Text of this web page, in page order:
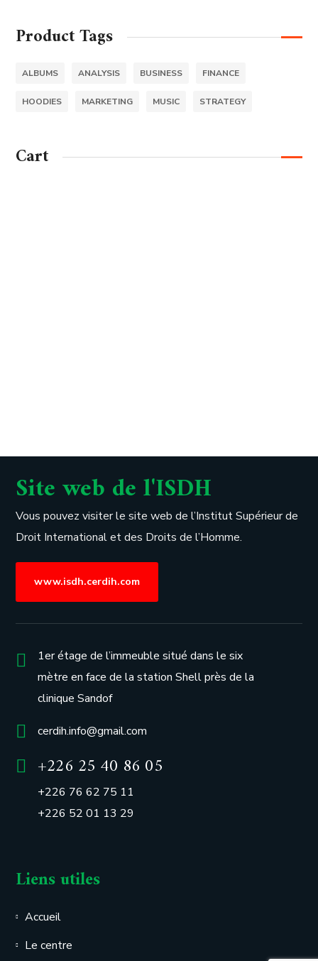
Product Tags
ALBUMS ANALYSIS BUSINESS FINANCE
HOODIES MARKETING MUSIC STRATEGY
Cart
Site web de l'ISDH
Vous pouvez visiter le site web de l’Institut Supérieur de
Droit International et des Droits de l’Homme.
www.isdh.cerdih.com
1er étage de l’immeuble situé dans le six
mètre en face de la station Shell près de la
clinique Sandof
cerdih.info@gmail.com
+226 25 40 86 05
+226 76 62 75 11
+226 52 01 13 29
Liens utiles
Accueil
Le centre